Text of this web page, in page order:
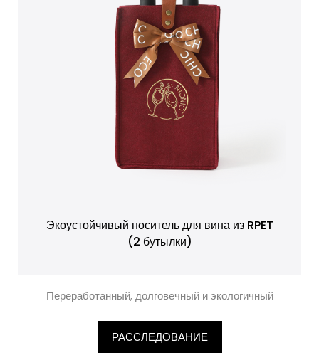
Экоустойчивый носитель для вина из RPET
(2 бутылки)
Переработанный, долговечный и экологичный
РАССЛЕДОВАНИЕ